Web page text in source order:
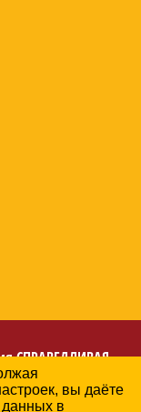
СПРАВЕДЛИВАЯ
области
вы даёте
данных в